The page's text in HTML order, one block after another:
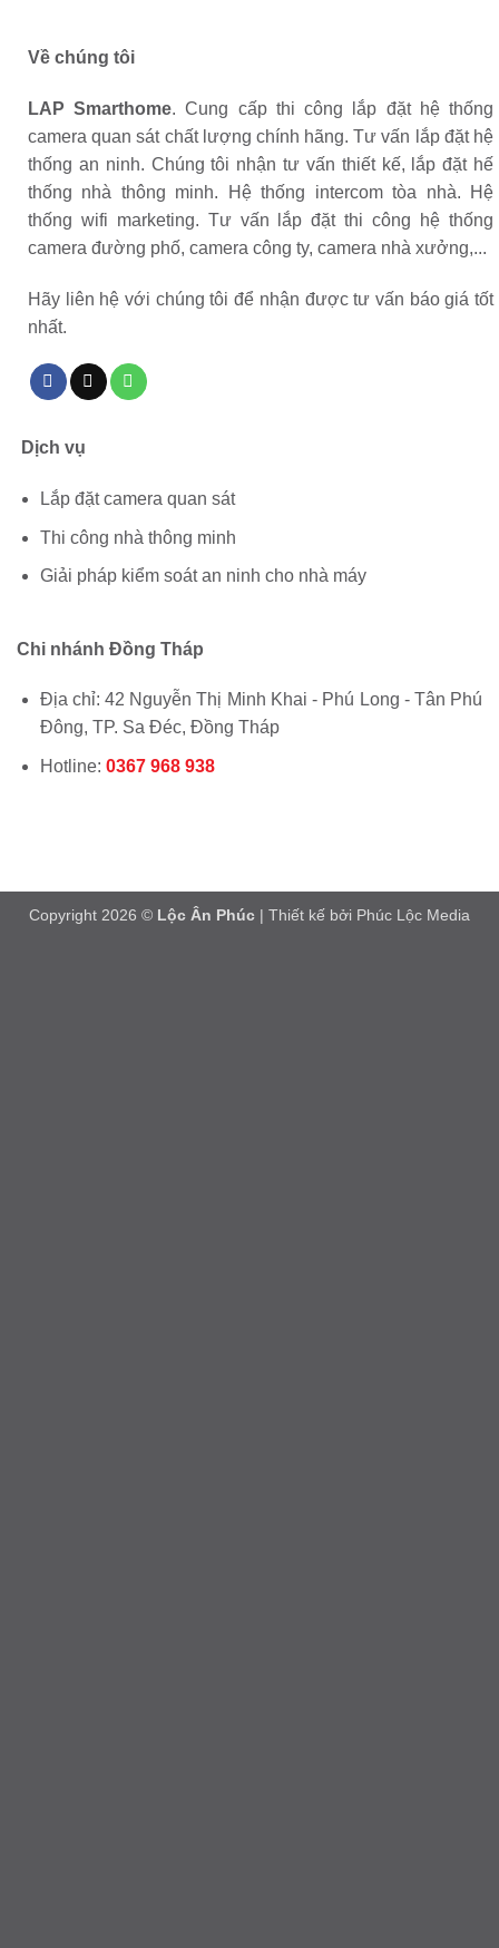
Về chúng tôi
LAP Smarthome. Cung cấp thi công lắp đặt hệ thống
camera quan sát chất lượng chính hãng. Tư vấn lắp đặt hệ
thống an ninh. Chúng tôi nhận tư vấn thiết kế, lắp đặt hế
thống nhà thông minh. Hệ thống intercom tòa nhà. Hệ
thống wifi marketing. Tư vấn lắp đặt thi công hệ thống
camera đường phố, camera công ty, camera nhà xưởng,...
Hãy liên hệ với chúng tôi để nhận được tư vấn báo giá tốt
nhất.
Dịch vụ
Lắp đặt camera quan sát
Thi công nhà thông minh
Giải pháp kiểm soát an ninh cho nhà máy
Chi nhánh Đồng Tháp
Địa chỉ: 42 Nguyễn Thị Minh Khai - Phú Long - Tân Phú
Đông, TP. Sa Đéc, Đồng Tháp
Hotline: 0367 968 938
Copyright 2026 © Lộc Ân Phúc | Thiết kế bởi Phúc Lộc Media